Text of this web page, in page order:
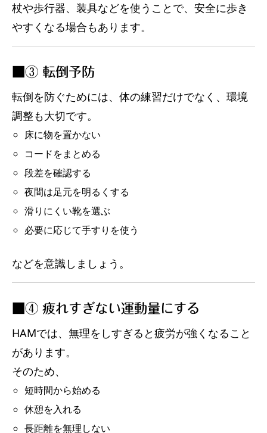
杖や歩行器、装具などを使うことで、安全に歩き
やすくなる場合もあります。
■③ 転倒予防
転倒を防ぐためには、体の練習だけでなく、環境
調整も大切です。
床に物を置かない
コードをまとめる
段差を確認する
夜間は足元を明るくする
滑りにくい靴を選ぶ
必要に応じて手すりを使う
などを意識しましょう。
■④ 疲れすぎない運動量にする
HAMでは、無理をしすぎると疲労が強くなること
があります。
そのため、
短時間から始める
休憩を入れる
長距離を無理しない